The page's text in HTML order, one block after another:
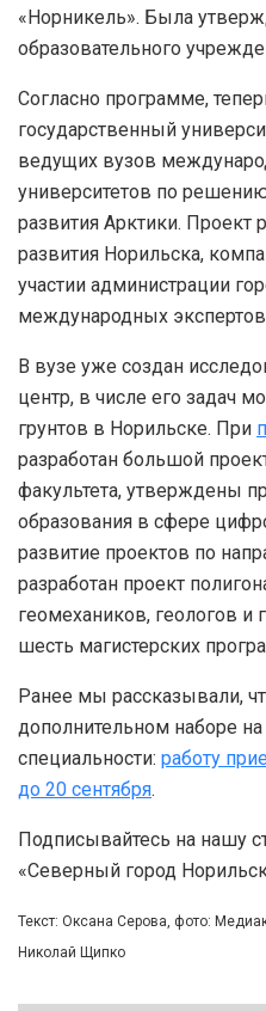
«Норникель». Была
образовательного
Согласно программе,
государственный
ведущих вузов
университетов по решению
развития Арктики. Проект
развития Норильска,
участии администрации
международных
В вузе уже создан
центр, в числе его задач
грунтов в Норильске. При
разработан большой
факультета, утверждены
образования в сфере
развитие проектов по
разработан проект
геомехаников, геологов
шесть магистерских
Ранее мы рассказывали,
дополнительном наборе на
специальности: работу
до 20 сентября.
Подписывайтесь на нашу
«Северный город
Текст: Оксана Серова, фото:
Николай Щипко